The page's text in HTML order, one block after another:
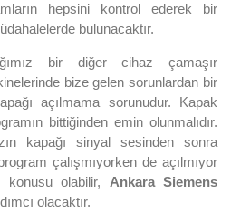
hepsini kontrol ederek bir
bulunacaktır.
bir diğer cihaz çamaşır
bize gelen sorunlardan bir
açılmama sorunudur. Kapak
bittiğinden emin olunmalıdır.
kapağı sinyal sesinden sonra
çalışmıyorken de açılmıyor
olabilir, Ankara Siemens
olacaktır.